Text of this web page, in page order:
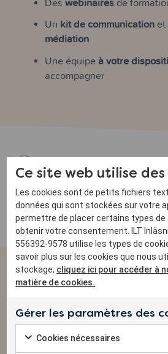
Deswebinaires de
Un kit de communication et
médiation
Une équipeà votre
accompagner
Découvrez les dernières
Ce site web utilise
Les cookies sont de petits fichiers
données qui sont stockées sur votre
permettre de placer certains types de
obtenir votre consentement. ILT
556392-9578 utilise les types de
savoir plus sur les cookies que nous
stockage, cliquez ici pour accéder à
matière de cookies.
Gérer les paramètres des
Cookies nécessaires
Check to consent to the use of